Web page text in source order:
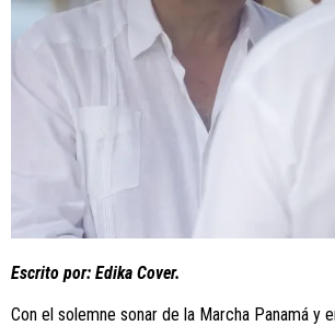
Escrito por: Edika Cover.
Con el solemne sonar de la Marcha Panamá y